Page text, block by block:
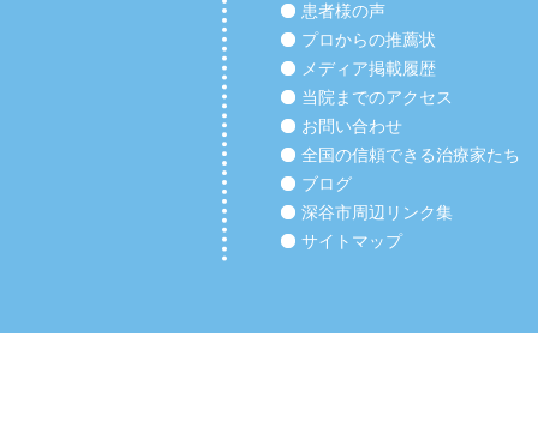
患者様の声
プロからの推薦状
メディア掲載履歴
当院までのアクセス
お問い合わせ
全国の信頼できる治療家たち
ブログ
深谷市周辺リンク集
サイトマップ